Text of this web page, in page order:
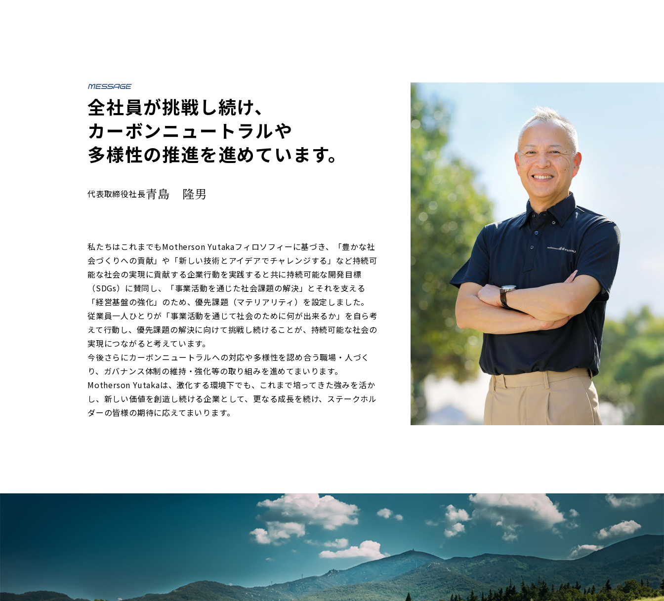
MESSAGE
全社員が挑戦し続け、
カーボンニュートラルや
多様性の推進を進めています。
代表取締役社長青島 隆男
私たちはこれまでもMotherson Yutakaフィロソフィーに基づき、「豊かな社
会づくりへの貢献」や「新しい技術とアイデアでチャレンジする」など持続可
能な社会の実現に貢献する企業行動を実践すると共に持続可能な開発目標
（SDGs）に賛同し、「事業活動を通じた社会課題の解決」とそれを支える
「経営基盤の強化」のため、優先課題（マテリアリティ）を設定しました。
従業員一人ひとりが「事業活動を通じて社会のために何が出来るか」を自ら考
えて行動し、優先課題の解決に向けて挑戦し続けることが、持続可能な社会の
実現につながると考えています。
今後さらにカーボンニュートラルへの対応や多様性を認め合う職場・人づく
り、ガバナンス体制の維持・強化等の取り組みを進めてまいります。
Motherson Yutakaは、激化する環境下でも、これまで培ってきた強みを活か
し、新しい価値を創造し続ける企業として、更なる成長を続け、ステークホル
ダーの皆様の期待に応えてまいります。